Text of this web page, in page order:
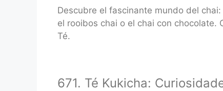
RSS FEED
LINK
Descubre el fascinante mundo del
el rooibos chai o el chai con
Té.
671. Té Kukicha: